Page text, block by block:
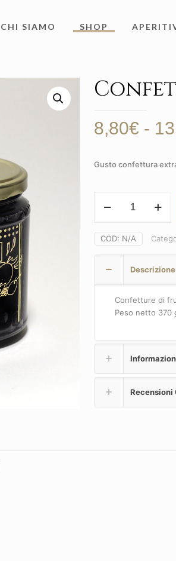
CHI SIAMO SHOP
8,80€ -
Gusto confettura
extra
COD: N/A
Descrizione
Confetture di
Peso netto 370
Recensioni